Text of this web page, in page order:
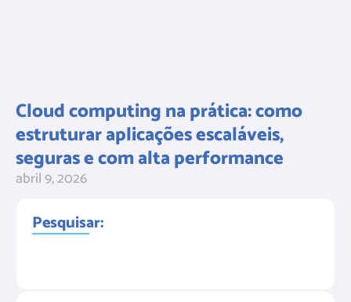
Cloud computing na prática: como
estruturar aplicações escaláveis,
seguras e com alta performance
abril 9, 2026
Pesquisar: